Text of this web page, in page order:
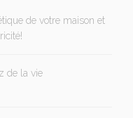
de votre maison et
de la vie